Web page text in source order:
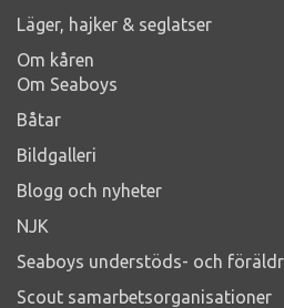
Läger, hajker & seglatser
Om kåren
Om Seaboys
Båtar
Bildgalleri
Blogg och nyheter
NJK
Seaboys understöds- och
Scout samarbetsorganisationer